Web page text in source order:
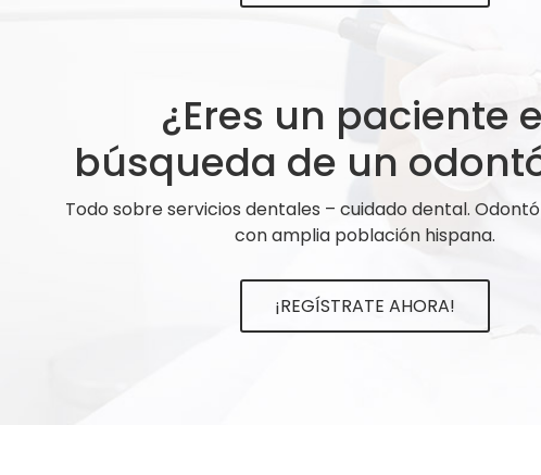
¿Eres un paciente
búsqueda de un
Todo sobre servicios dentales – cuidado dental.
con amplia población hispana.
¡REGÍSTRATE AHORA!